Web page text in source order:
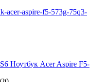
acer-aspire-f5-573g-75q3-
Ноутбук Acer Aspire F5-